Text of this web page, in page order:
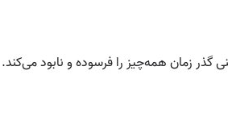
گذر زمان همه‌چیز را فرسوده و نابود می‌کند.